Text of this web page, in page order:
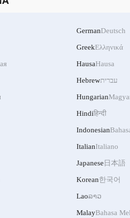
GermanDeutsch
GreekΕλληνικά
HausaHausa
Hebrewעברית
Hungarian
Hindiहिन्दी
Indonesian
ItalianItaliano
Japanese 日本語
Korean한국어
Laoລາວ
MalayBahasa